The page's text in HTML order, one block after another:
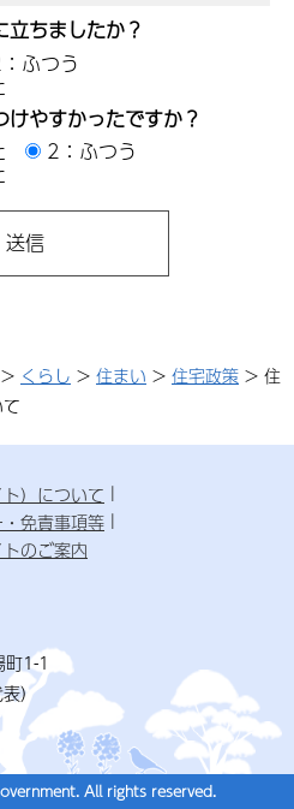
立ちましたか？
ふつう
やすかったですか？
2：ふつう
> くらし > 住まい > 住宅政策 > 住
）について
免責事項等
のご案内
1-1
）
All rights reserved.